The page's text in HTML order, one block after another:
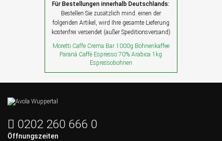
Für Bestellungen innerhalb Deutschlands:
Bestellen Sie zusätzlich mind. einen der
folgenden Artikel, wird Ihre gesamte Lieferung
kostenfrei versendet (außer Speditionsversand)
Moretti Caffe Crema Bar 1000g Bohnenkaffee
Paranà Caffè Espresso 70% Arabica 1kg
Espressobohnen
0202 260 666 0
Öffnungszeiten